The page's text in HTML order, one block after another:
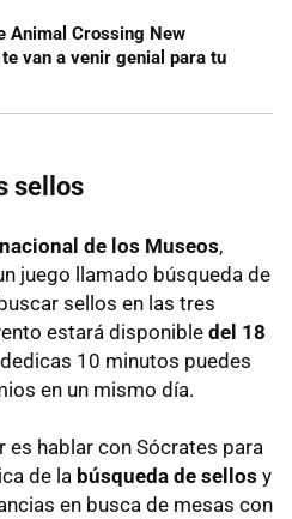
Animal Crossing New
van a venir genial para tu
sellos
de los Museos,
juego llamado búsqueda de
sellos en las tres
estará disponible del 18
10 minutos puedes
en un mismo día.
es hablar con Sócrates para
de la búsqueda de sellos y
en busca de mesas con